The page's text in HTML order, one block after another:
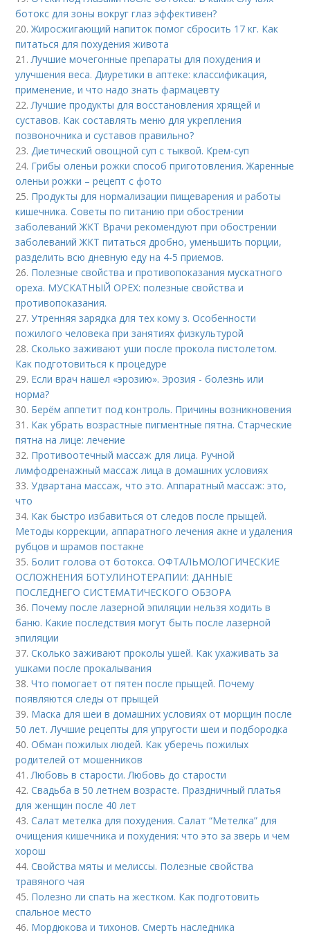
ботокс для зоны вокруг глаз эффективен?
20.Жиросжигающий напиток помог сбросить 17 кг. Как
питаться для похудения живота
21.Лучшие мочегонные препараты для похудения и
улучшения веса. Диуретики в аптеке: классификация,
применение, и что надо знать фармацевту
22.Лучшие продукты для восстановления хрящей и
суставов. Как составлять меню для укрепления
позвоночника и суставов правильно?
23.Диетический овощной суп с тыквой. Крем-суп
24. Грибы оленьи рожки способ приготовления. Жаренные
оленьи рожки – рецепт с фото
25. Продукты для нормализации пищеварения и работы
кишечника. Советы по питанию при обострении
заболеваний ЖКТ Врачи рекомендуют при обострении
заболеваний ЖКТ питаться дробно, уменьшить порции,
разделить всю дневную еду на 4-5 приемов.
26. Полезные свойства и противопоказания мускатного
ореха. МУСКАТНЫЙ ОРЕХ: полезные свойства и
противопоказания.
27.Утренняя зарядка для тех кому з. Особенности
пожилого человека при занятиях физкультурой
28.Сколько заживают уши после прокола пистолетом.
Как подготовиться к процедуре
29. Если врач нашел «эрозию». Эрозия - болезнь или
норма?
30. Берём аппетит под контроль. Причины возникновения
31. Как убрать возрастные пигментные пятна. Старческие
пятна на лице: лечение
32. Противоотечный массаж для лица. Ручной
лимфодренажный массаж лица в домашних условиях
33.Удвартана массаж, что это. Аппаратный массаж: это,
что
34. Как быстро избавиться от следов после прыщей.
Методы коррекции, аппаратного лечения акне и удаления
рубцов и шрамов постакне
35. Болит голова от ботокса. ОФТАЛЬМОЛОГИЧЕСКИЕ
ОСЛОЖНЕНИЯ БОТУЛИНОТЕРАПИИ: ДАННЫЕ
ПОСЛЕДНЕГО СИСТЕМАТИЧЕСКОГО ОБЗОРА
36. Почему после лазерной эпиляции нельзя ходить в
баню. Какие последствия могут быть после лазерной
эпиляции
37.Сколько заживают проколы ушей. Как ухаживать за
ушками после прокалывания
38.Что помогает от пятен после прыщей. Почему
появляются следы от прыщей
39. Маска для шеи в домашних условиях от морщин после
50 лет. Лучшие рецепты для упругости шеи и подбородка
40.Обман пожилых людей. Как уберечь пожилых
родителей от мошенников
41.Любовь в старости. Любовь до старости
42.Свадьба в 50 летнем возрасте. Праздничный платья
для женщин после 40 лет
43.Салат метелка для похудения. Салат “Метелка” для
очищения кишечника и похудения: что это за зверь и чем
хорош
44.Свойства мяты и мелиссы. Полезные свойства
травяного чая
45. Полезно ли спать на жестком. Как подготовить
спальное место
46. Мордюкова и тихонов. Смерть наследника